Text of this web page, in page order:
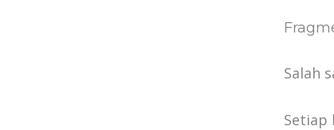
Salah
Setiap